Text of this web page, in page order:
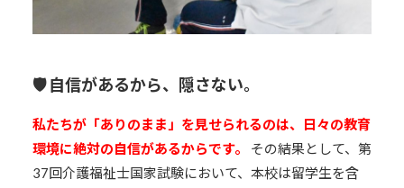
🛡️自信があるから、隠さない。
私たちが「ありのまま」を見せられるのは、日々の教育
環境に絶対の自信があるからです。
その結果として、第
37回介護福祉士国家試験において、本校は留学生を含